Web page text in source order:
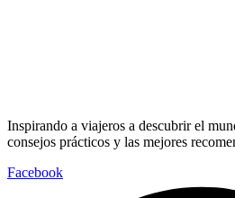
Inspirando a viajeros a descubrir el
consejos prácticos y las mejores
Facebook